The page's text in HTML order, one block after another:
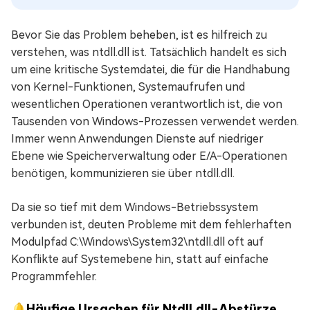
Bevor Sie das Problem beheben, ist es hilfreich zu
verstehen, was ntdll.dll ist. Tatsächlich handelt es sich
um eine kritische Systemdatei, die für die Handhabung
von Kernel-Funktionen, Systemaufrufen und
wesentlichen Operationen verantwortlich ist, die von
Tausenden von Windows-Prozessen verwendet werden.
Immer wenn Anwendungen Dienste auf niedriger
Ebene wie Speicherverwaltung oder E/A-Operationen
benötigen, kommunizieren sie über ntdll.dll.
Da sie so tief mit dem Windows-Betriebssystem
verbunden ist, deuten Probleme mit dem fehlerhaften
Modulpfad C:\Windows\System32\ntdll.dll oft auf
Konflikte auf Systemebene hin, statt auf einfache
Programmfehler.